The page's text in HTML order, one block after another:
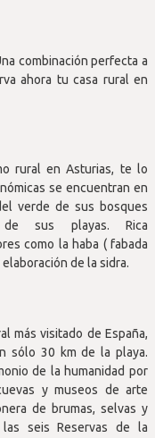
combinación perfecta a
ahora tu casa rural en
rural en Asturias, te lo
se encuentran en
verde de sus bosques
sus playas. Rica
como la haba ( fabada
de la sidra.
más visitado de España,
sólo 30 km de la playa.
de la humanidad por
y museos de arte
de brumas, selvas y
las seis Reservas de la